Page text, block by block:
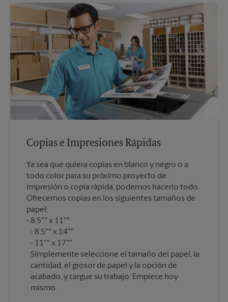
Copias e Impresiones Rápidas
Ya sea que quiera copias en blanco y negro o a
todo color para su próximo proyecto de
impresión o copia rápida, podemos hacerlo todo.
Ofrecemos copias en los siguientes tamaños de
papel:
8.5"" x 11""
8.5"" x 14""
11"" x 17""
Simplemente seleccione el tamaño del papel, la
cantidad, el grosor de papel y la opción de
acabado, y cargue su trabajo. Empiece hoy
mismo.